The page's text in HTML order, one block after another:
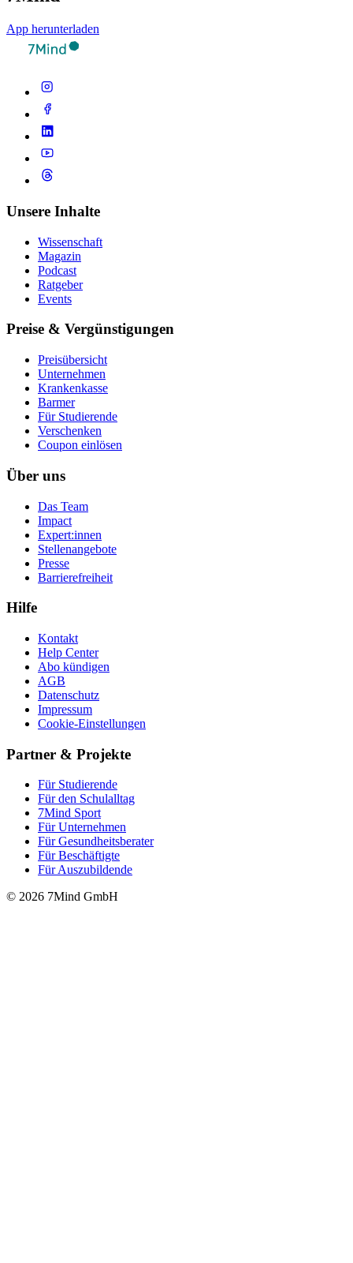
App herunterladen
Unsere Inhalte
Wissenschaft
Magazin
Podcast
Ratgeber
Events
Preise & Vergünstigungen
Preisübersicht
Unternehmen
Krankenkasse
Barmer
Für Studierende
Ver­schen­ken
Coupon einlösen
Über uns
Das Team
Impact
Expert:innen
Stellenangebote
Presse
Barrierefreiheit
Hilfe
Kontakt
Help Center
Abo kündigen
AGB
Datenschutz
Impressum
Cookie-Einstellungen
Partner & Projekte
Für Stu­die­rende
Für den Schulalltag
7Mind Sport
Für Unter­neh­men
Für Gesund­heits­be­ra­ter
Für Beschäftigte
Für Auszubildende
© 2026 7Mind GmbH